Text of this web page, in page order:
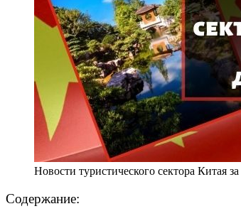
Новости туристического сектора Китая
Содержание: